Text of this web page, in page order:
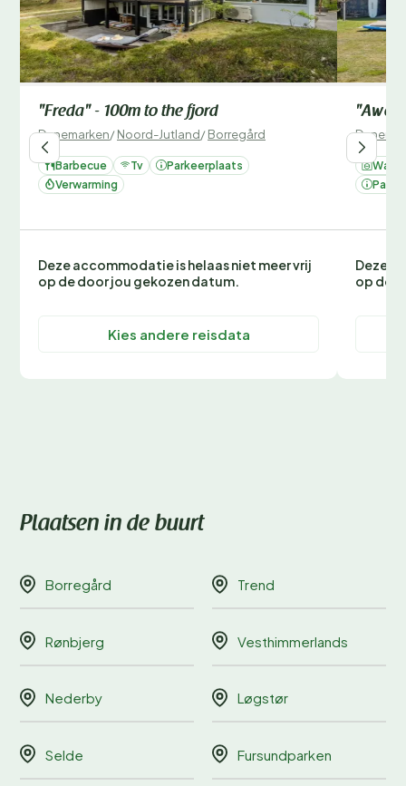
"Freda" - 100m to the fjord
Denemarken/Noord-Jutland/Borregård
Barbecue Tv
Parkeerplaats
Verwarming
Deze accommodatie is helaas niet meer vrij
op de door jou gekozen datum.
Kies andere reisdata
Deze
op de
Plaatsen in de buurt
Borregård Trend
Rønbjerg Vesthimmerlands
Nederby Løgstør
Selde Fursundparken